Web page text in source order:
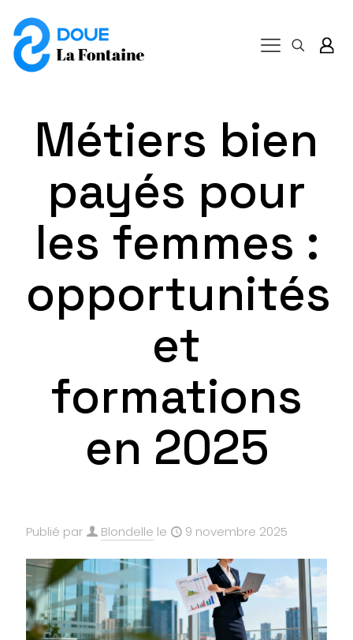
Métiers bien
payés pour
les femmes :
opportunités
et
formations
en 2025
Publié par Blondelle le 9 novembre 2025